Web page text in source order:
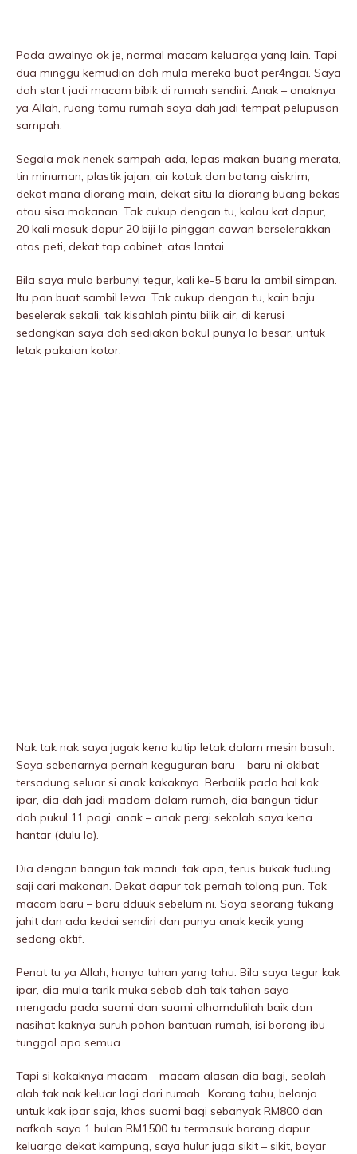
Pada awalnya ok je, normal macam keluarga yang lain. Tapi
dua minggu kemudian dah mula mereka buat per4ngai. Saya
dah start jadi macam bibik di rumah sendiri. Anak – anaknya
ya Allah, ruang tamu rumah saya dah jadi tempat peIupusan
sampah.
Segala mak nenek sampah ada, lepas makan buang merata,
tin minuman, plastik jajan, air kotak dan batang aiskrim,
dekat mana diorang main, dekat situ la diorang buang bekas
atau sisa makanan. Tak cukup dengan tu, kalau kat dapur,
20 kali masuk dapur 20 biji la pinggan cawan berseIerakkan
atas peti, dekat top cabinet, atas lantai.
Bila saya mula berbunyi tegur, kali ke-5 baru la ambil simpan.
Itu pon buat sambil lewa. Tak cukup dengan tu, kain baju
beseIerak sekali, tak kisahlah pintu bilik air, di kerusi
sedangkan saya dah sediakan bakul punya la besar, untuk
letak pakaian kotor.
Nak tak nak saya jugak kena kutip letak dalam mesin basuh.
Saya sebenarnya pernah keguguran baru – baru ni akibat
tersadung seluar si anak kakaknya. Berbalik pada hal kak
ipar, dia dah jadi madam dalam rumah, dia bangun tidur
dah pukuI 11 pagi, anak – anak pergi sekolah saya kena
hantar (dulu la).
Dia dengan bangun tak mandi, tak apa, terus bukak tudung
saji cari makanan. Dekat dapur tak pernah tolong pun. Tak
macam baru – baru dduuk sebelum ni. Saya seorang tukang
jahit dan ada kedai sendiri dan punya anak kecik yang
sedang aktif.
Penat tu ya Allah, hanya tuhan yang tahu. Bila saya tegur kak
ipar, dia mula tarik muka sebab dah tak tahan saya
mengadu pada suami dan suami alhamdulilah baik dan
nasihat kaknya suruh pohon bantuan rumah, isi borang ibu
tunggal apa semua.
Tapi si kakaknya macam – macam alasan dia bagi, seolah –
olah tak nak keluar lagi dari rumah.. Korang tahu, belanja
untuk kak ipar saja, khas suami bagi sebanyak RM800 dan
nafkah saya 1 bulan RM1500 tu termasuk barang dapur
keluarga dekat kampung, saya hulur juga sikit – sikit, bayar